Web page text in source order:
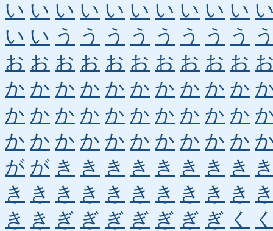
い い い い い い い い い い
い い う う う う う う う う
お お お お お お お お お お
か か か か か か か か か か
か か か か か か か か か か
か か か か か か か か か か
が が き き き き き き き き
き き き き き き き き き き
き き ぎ ぎ ぎ ぎ ぎ ぎ ぎ く